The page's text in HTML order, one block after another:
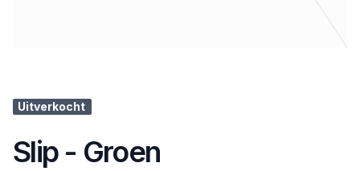
Uitverkocht
Slip - Groen